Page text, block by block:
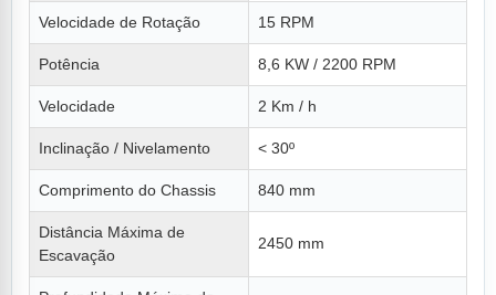
Velocidade de Rotação 15 RPM
Potência 8,6 KW / 2200 RPM
Velocidade 2 Km / h
Inclinação / Nivelamento < 30º
Comprimento do Chassis 840 mm
Distância Máxima de
Escavação
2450 mm